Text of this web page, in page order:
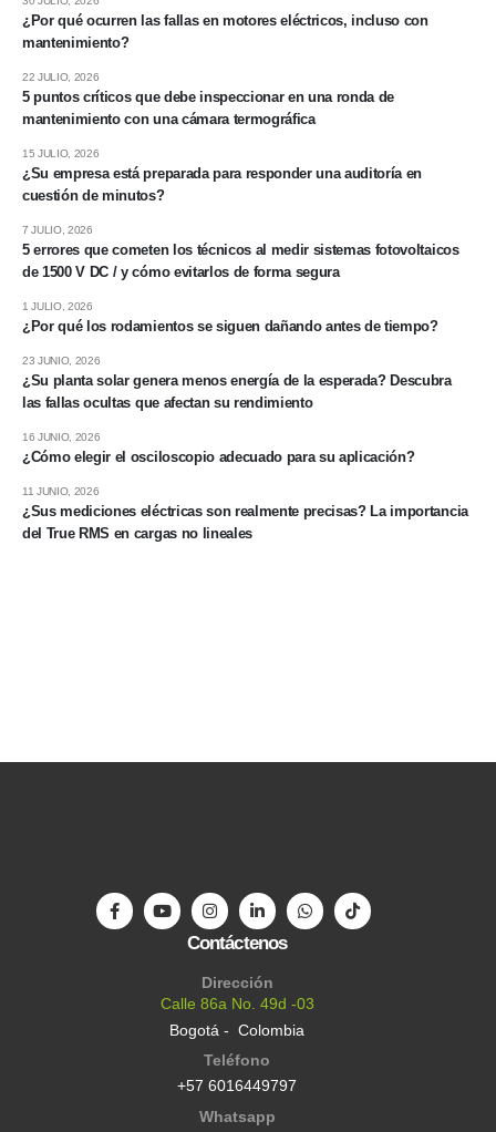
¿Por qué ocurren las fallas en motores eléctricos, incluso con
mantenimiento?
5 puntos críticos que debe inspeccionar en una ronda de
mantenimiento con una cámara termográfica
22 JULIO, 2026
¿Su empresa está preparada para responder una auditoría en
cuestión de minutos?
15 JULIO, 2026
5 errores que cometen los técnicos al medir sistemas fotovoltaicos
de 1500 V DC / y cómo evitarlos de forma segura
7 JULIO, 2026
¿Por qué los rodamientos se siguen dañando antes de tiempo?
1 JULIO, 2026
¿Su planta solar genera menos energía de la esperada? Descubra
las fallas ocultas que afectan su rendimiento
23 JUNIO, 2026
¿Cómo elegir el osciloscopio adecuado para su aplicación?
16 JUNIO, 2026
¿Sus mediciones eléctricas son realmente precisas? La importancia
del True RMS en cargas no lineales
11 JUNIO, 2026
Contáctenos
Dirección
Calle 86a No. 49d -03
Bogotá - Colombia
Teléfono
+57 6016449797
Whatsapp